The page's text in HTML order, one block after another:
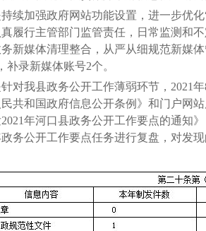
加强政府网站功能设置，进一步优化
履行主管部门监管责任，日常监测和
新媒体清理整合，从严从细规范新媒
录新媒体账号2个。
我县政务公开工作薄弱环节，2021
共和国政府信息公开条例》和门户网
年河口县政务公开工作要点的通知
务公开工作要点任务进行复盘，对发